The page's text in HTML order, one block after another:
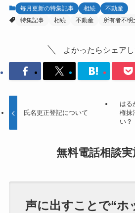
毎月更新の特集記事 相続
不動産
特集記事
相続 不動産 所有者不明
よかったらシェアし
氏名更正登記について
はる
権抹
い？
無料電話相談実
声に出すことで“ホ